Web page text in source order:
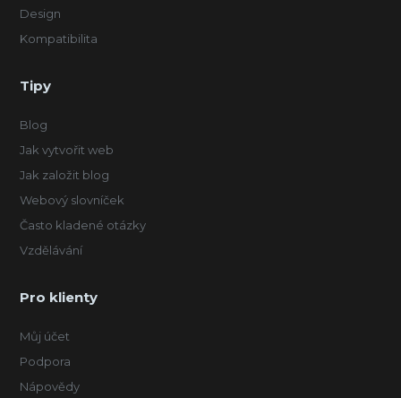
Design
Kompatibilita
Tipy
Blog
Jak vytvořit web
Jak založit blog
Webový slovníček
Často kladené otázky
Vzdělávání
Pro klienty
Můj účet
Podpora
Nápovědy